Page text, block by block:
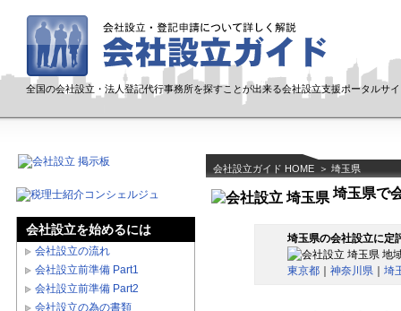
全国の会社設立・法人登記代行事務所を探すことが出来る会社設立支援ポータルサ
会社設立を始めるには
会社設立の流れ
会社設立前準備 Part1
会社設立前準備 Part2
会社設立の為の書類
会社設立ガイド HOME ＞ 埼玉県
埼玉県で
埼玉県の会社設立に定
地
東京都
神奈川県 埼